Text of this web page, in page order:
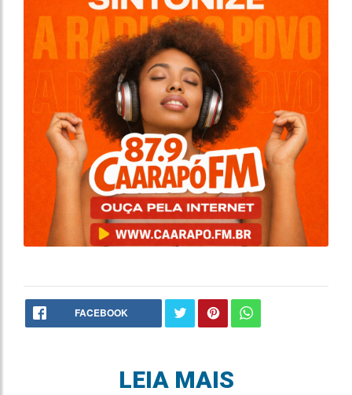
FACEBOOK
LEIA MAIS